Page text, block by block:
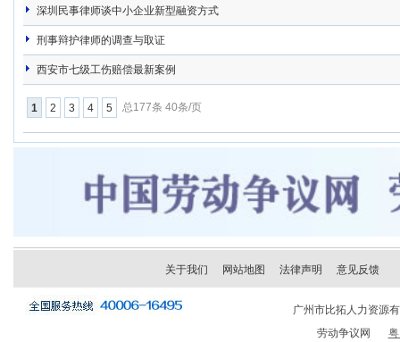
深圳民事律师谈中小企业新型融资方式
刑事辩护律师的调查与取证
西安市七级工伤赔偿最新案例
1 2 3 4 5 总177条 40条/页
关于我们 网站地图 法律声明 意见反馈
广州市比拓人力资源
劳动争议网